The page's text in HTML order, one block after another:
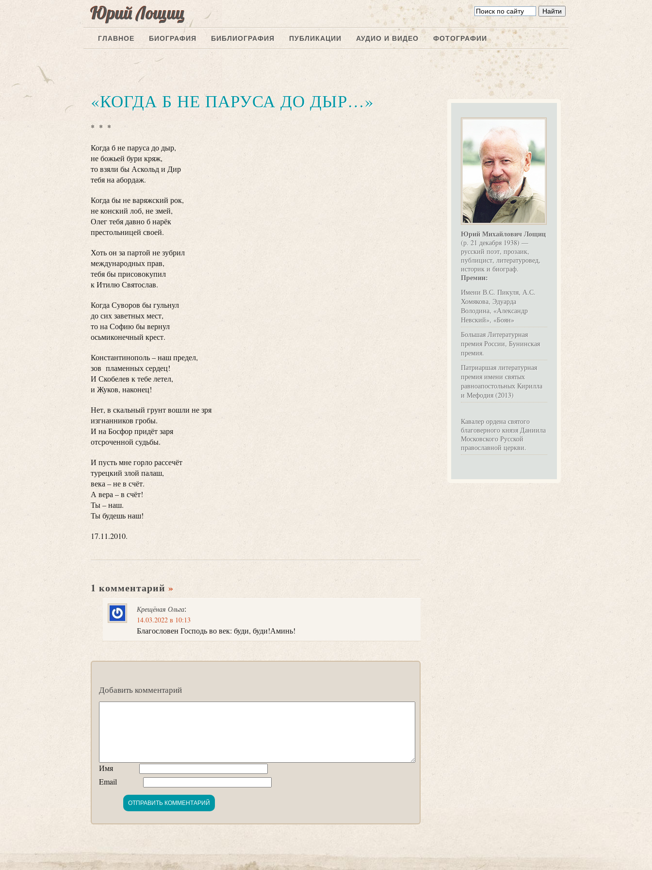
Юрий Лощиц
ГЛАВНОЕ БИОГРАФИЯ БИБЛИОГРАФИЯ ПУБЛИКАЦИИ АУДИО И ВИДЕО ФОТОГРАФИИ
«КОГДА Б НЕ ПАРУСА ДО ДЫР…»
* * *
Когда б не паруса до дыр,
не божьей бури кряж,
то взяли бы Аскольд и Дир
тебя на абордаж.
Когда бы не варяжский рок,
не конский лоб, не змей,
Олег тебя давно б нарёк
престольницей своей.
Хоть он за партой не зубрил
международных прав,
тебя бы присовокупил
к Итилю Святослав.
Когда Суворов бы гульнул
до сих заветных мест,
то на Софию бы вернул
осьмиконечный крест.
Константинополь – наш предел,
зов пламенных сердец!
И Скобелев к тебе летел,
и Жуков, наконец!
Нет, в скальный грунт вошли не зря
изгнанников гробы.
И на Босфор придёт заря
отсроченной судьбы.
И пусть мне горло рассечёт
турецкий злой палаш,
века – не в счёт.
А вера – в счёт!
Ты – наш.
Ты будешь наш!
17.11.2010.
1 комментарий »
Крещёная Ольга:
14.03.2022 в 10:13
Благословен Господь во век: буди, буди!Аминь!
Добавить комментарий
Имя
Email
Юрий Михайлович Лощиц
(р. 21 декабря 1938) —
русский поэт, прозаик,
публицист, литературовед,
историк и биограф.
Премии:
Имени В.С. Пикуля, А.С.
Хомякова, Эдуарда
Володина, «Александр
Невский», «Боян»
Большая Литературная
премия России, Бунинская
премия.
Патриаршая литературная
премия имени святых
равноапостольных Кирилла
и Мефодия (2013)
Кавалер ордена святого
благоверного князя Даниила
Московского Русской
православной церкви.